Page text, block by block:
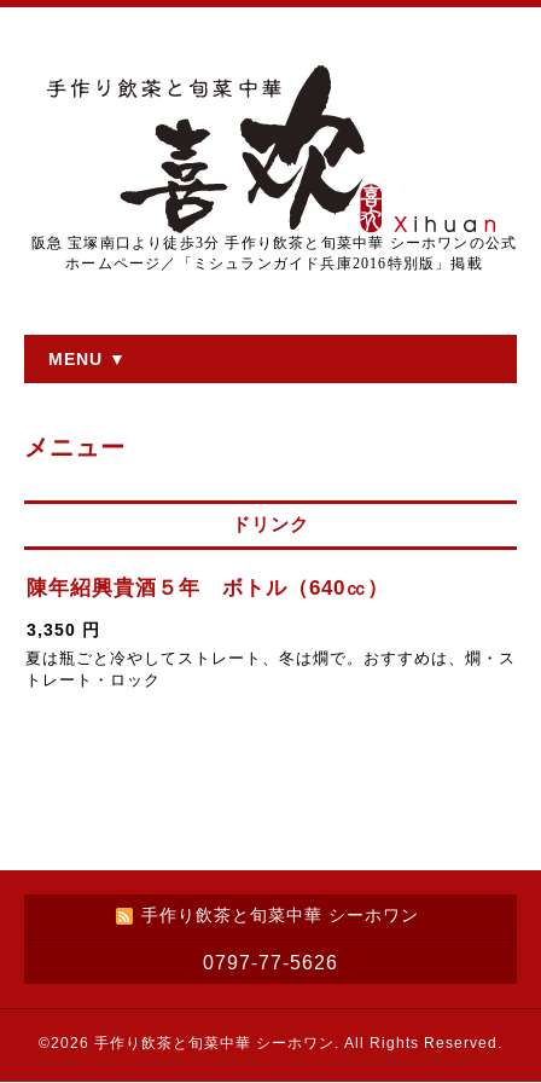
阪急 宝塚南口より徒歩3分 手作り飲茶と旬菜中華 シーホワンの公式
ホームページ／「ミシュランガイド兵庫2016特別版」掲載
MENU ▼
メニュー
ドリンク
陳年紹興貴酒５年 ボトル（640㏄）
3,350 円
夏は瓶ごと冷やしてストレート、冬は燗で。おすすめは、燗・ス
トレート・ロック
手作り飲茶と旬菜中華 シーホワン
0797-77-5626
©2026 手作り飲茶と旬菜中華 シーホワン . All Rights Reserved.